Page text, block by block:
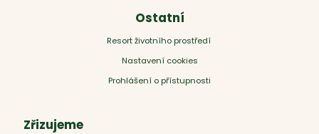
Ostatní
Resort životního prostředí
Nastavení cookies
Prohlášení o přístupnosti
Zřizujeme